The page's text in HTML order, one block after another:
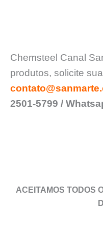
Chemsteel Canal
produtos, solicite
2501-5799 /
ACEITAMOS TODOS